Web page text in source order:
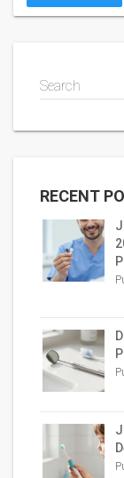
Search
RECENT